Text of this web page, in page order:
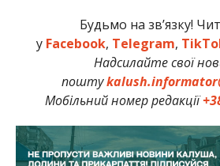
Будьмо на зв’язку!
у Facebook, Telegram,
Надсилайте свої
пошту
Мобільний номер редакції